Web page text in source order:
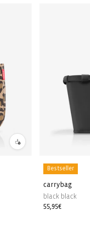
Bestseller
carrybag
black black
Prezzo
55,95€